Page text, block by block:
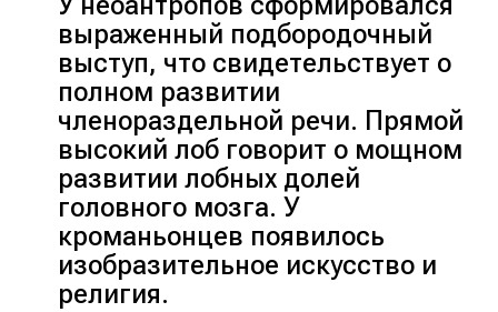
выраженный подбородочный
выступ, что свидетельствует о
полном развитии
членораздельной речи. Прямой
высокий лоб говорит о мощном
развитии лобных долей
головного мозга. У
кроманьонцев появилось
изобразительное искусство и
религия.